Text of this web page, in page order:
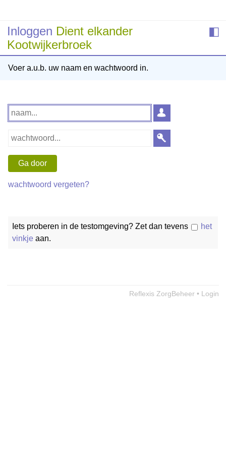
Inloggen Dient elkander
Kootwijkerbroek
◧
Voer a.u.b. uw naam en wachtwoord in.
wachtwoord vergeten?
Iets proberen in de testomgeving? Zet dan tevens
het
vinkje aan.
Reflexis ZorgBeheer • Login